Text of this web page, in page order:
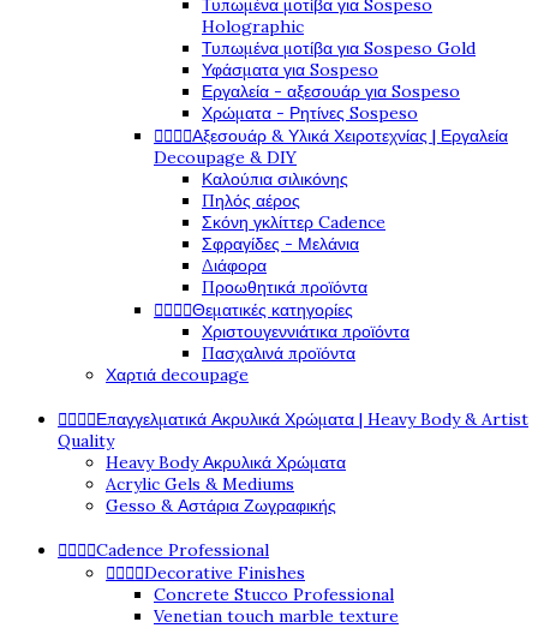
Τυπωμένα μοτίβα για Sospeso
Holographic
Τυπωμένα μοτίβα για Sospeso Gold
Υφάσματα για Sospeso
Εργαλεία - αξεσουάρ για Sospeso
Χρώματα - Ρητίνες Sospeso
Αξεσουάρ & Υλικά Χειροτεχνίας | Εργαλεία
Decoupage & DIY
Καλούπια σιλικόνης
Πηλός αέρος
Σκόνη γκλίττερ Cadence
Σφραγίδες - Μελάνια
Διάφορα
Προωθητικά προϊόντα
Θεματικές κατηγορίες
Χριστουγεννιάτικα προϊόντα
Πασχαλινά προϊόντα
Χαρτιά decoupage
Επαγγελματικά Ακρυλικά Χρώματα | Heavy Body & Artist
Quality
Heavy Body Ακρυλικά Χρώματα
Acrylic Gels & Mediums
Gesso & Αστάρια Ζωγραφικής
Cadence Professional
Decorative Finishes
Concrete Stucco Professional
Venetian touch marble texture